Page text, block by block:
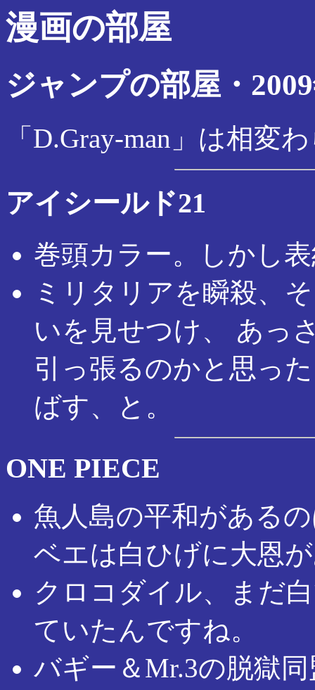
漫画の部屋
ジャンプの部屋・
「D.Gray-man」は相変
アイシールド21
巻頭カラー。しかし
ミリタリアを瞬殺、
いを見せつけ、 あっ
引っ張るのかと思っ
ばす、と。
ONE PIECE
魚人島の平和がある
ベエは白ひげに大恩
クロコダイル、まだ
ていたんですね。
バギー＆Mr.3の脱獄